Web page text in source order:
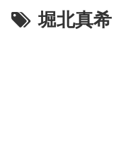
堀北真希